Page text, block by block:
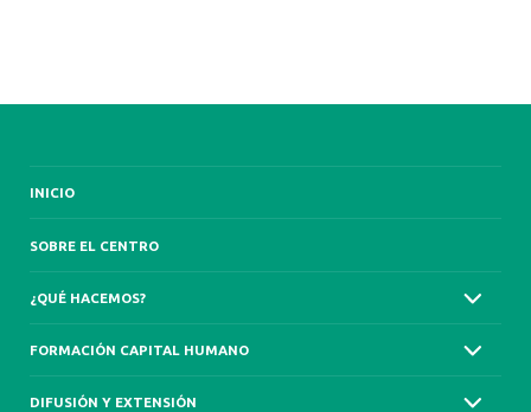
INICIO
SOBRE EL CENTRO
¿QUÉ HACEMOS?
FORMACIÓN CAPITAL HUMANO
DIFUSIÓN Y EXTENSIÓN